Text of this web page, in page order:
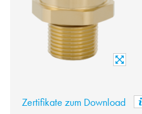
Zertifikate zum Download